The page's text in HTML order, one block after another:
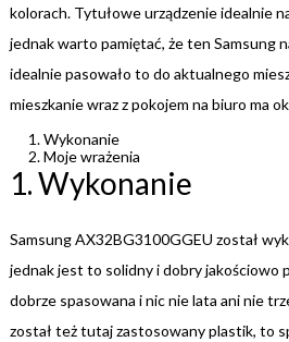
kolorach. Tytułowe urządzenie idealnie
jednak warto pamiętać, że ten Samsung
idealnie pasowało to do aktualnego
mieszkanie wraz z pokojem na biuro ma
Wykonanie
Moje wrażenia
1. Wykonanie
Samsung AX32BG3100GGEU został
jednak jest to solidny i dobry jakościowo
dobrze spasowana i nic nie lata ani nie
został też tutaj zastosowany plastik, to